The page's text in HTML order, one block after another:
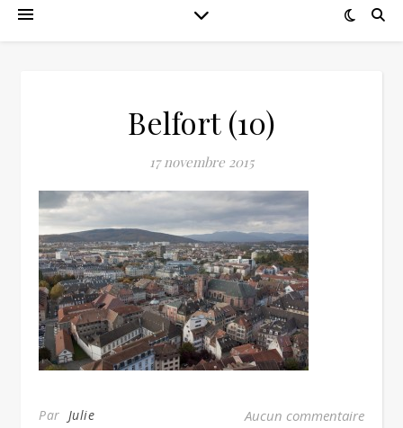
Belfort (10)
17 novembre 2015
Par Julie Aucun commentaire